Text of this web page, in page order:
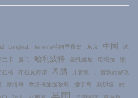
Longleat Tenerife特内里费岛 东京 中国
冰
卡 厦门 哈利波特 圣托里尼 堪培拉
墨
拉格 布拉瓦海岸 希腊 开普敦 开普敦旅游攻
摩洛哥 摩洛哥旅游攻略 撒丁岛 新加坡 旅